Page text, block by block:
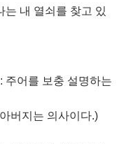
는 내 열쇠를 찾고 있
주어를 보충 설명하는
버지는 의사이다.)